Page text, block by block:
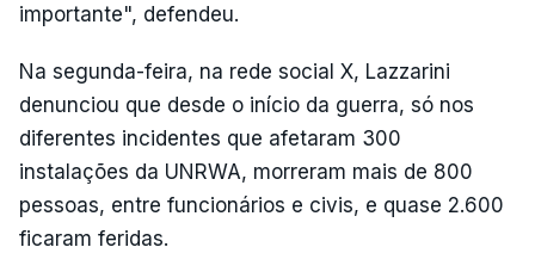
importante", defendeu.
Na segunda-feira, na rede social X, Lazzarini
denunciou que desde o início da guerra, só nos
diferentes incidentes que afetaram 300
instalações da UNRWA, morreram mais de 800
pessoas, entre funcionários e civis, e quase 2.600
ficaram feridas.